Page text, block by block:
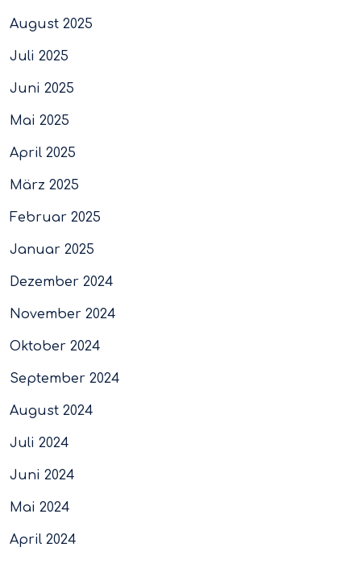
August 2025
Juli 2025
Juni 2025
Mai 2025
April 2025
März 2025
Februar 2025
Januar 2025
Dezember 2024
November 2024
Oktober 2024
September 2024
August 2024
Juli 2024
Juni 2024
Mai 2024
April 2024